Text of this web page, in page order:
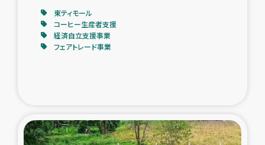
令和6年能登半島地震 緊急支援
国内避難民への物資配付および教育支援
漁民によるマングローブ植林活動
東ティモール
コーヒー生産者支援
経済自立支援事業
フェアトレード事業